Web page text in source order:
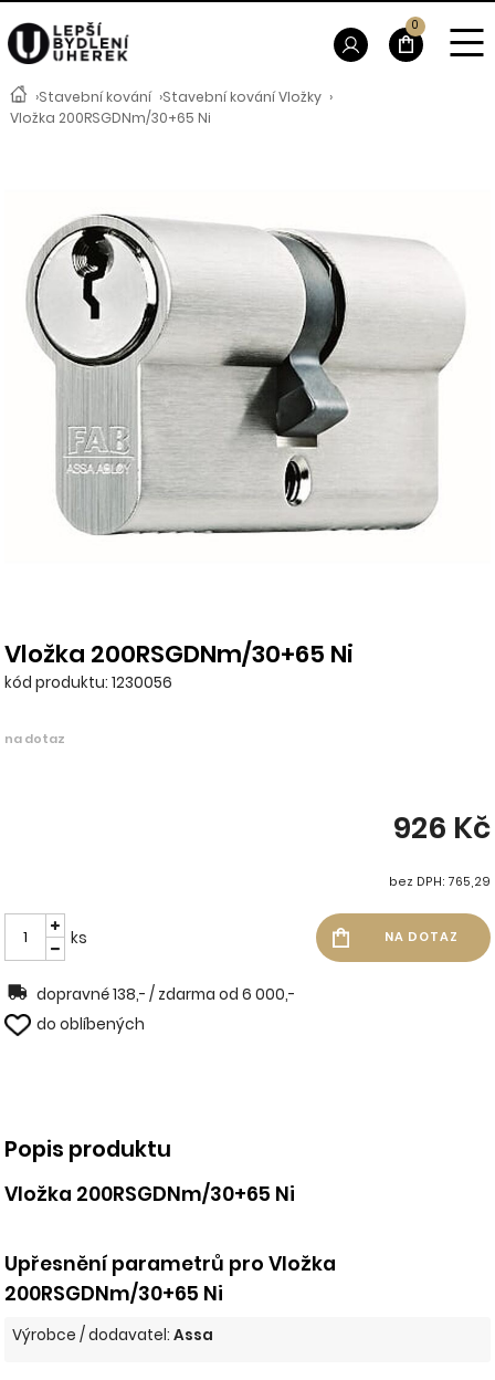
›Stavební kování ›Stavební kování Vložky ›
Vložka 200RSGDNm/30+65 Ni
Vložka 200RSGDNm/30+65 Ni
kód produktu: 1230056
na dotaz
926 Kč
bez DPH: 765,29
ks
dopravné 138,- / zdarma od 6 000,-
do oblíbených
Popis produktu
Vložka 200RSGDNm/30+65 Ni
Upřesnění parametrů pro Vložka
200RSGDNm/30+65 Ni
Výrobce / dodavatel:Assa
0